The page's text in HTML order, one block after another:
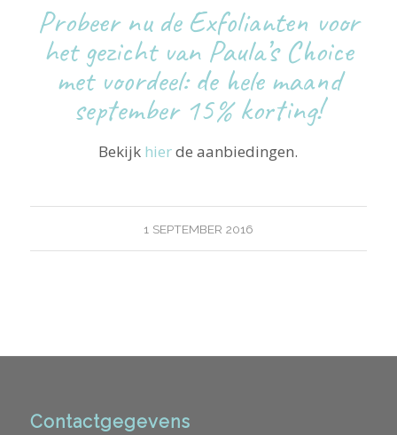
Probeer nu de Exfolianten voor
het gezicht van Paula’s Choice
met voordeel: de hele maand
september 15% korting!
Bekijk hierde aanbiedingen.
1 SEPTEMBER 2016
Contactgegevens